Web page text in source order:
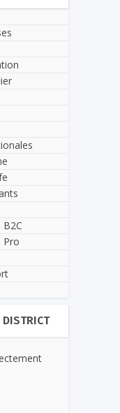
B2C
Pro
DISTRICT